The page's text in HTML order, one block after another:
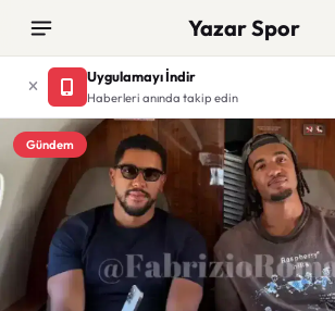
Yazar Spor
Uygulamayı İndir
Haberleri anında takip edin
Gündem